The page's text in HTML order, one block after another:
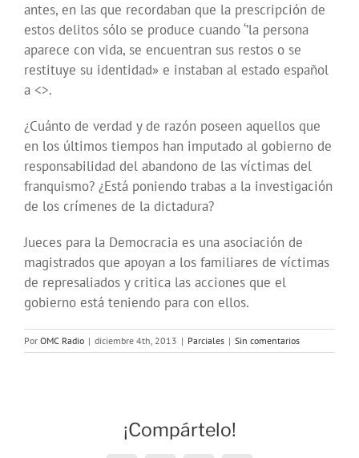
antes, en las que recordaban que la prescripción de
estos delitos sólo se produce cuando ‘’la persona
aparece con vida, se encuentran sus restos o se
restituye su identidad» e instaban al estado español
a <>.
¿Cuánto de verdad y de razón poseen aquellos que
en los últimos tiempos han imputado al gobierno de
responsabilidad del abandono de las víctimas del
franquismo? ¿Está poniendo trabas a la investigación
de los crímenes de la dictadura?
Jueces para la Democracia es una asociación de
magistrados que apoyan a los familiares de víctimas
de represaliados y critica las acciones que el
gobierno está teniendo para con ellos.
Por OMC Radio | diciembre 4th, 2013 | Parciales | Sin comentarios
¡Compártelo!